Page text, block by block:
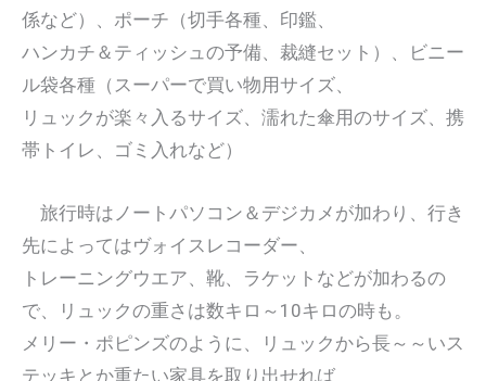
係など）、ポーチ（切手各種、印鑑、
ハンカチ＆ティッシュの予備、裁縫セット）、ビニー
ル袋各種（スーパーで買い物用サイズ、
リュックが楽々入るサイズ、濡れた傘用のサイズ、携
帯トイレ、ゴミ入れなど）
旅行時はノートパソコン＆デジカメが加わり、行き
先によってはヴォイスレコーダー、
トレーニングウエア、靴、ラケットなどが加わるの
で、リュックの重さは数キロ～10キロの時も。
メリー・ポピンズのように、リュックから長～～いス
テッキとか重たい家具を取り出せれば